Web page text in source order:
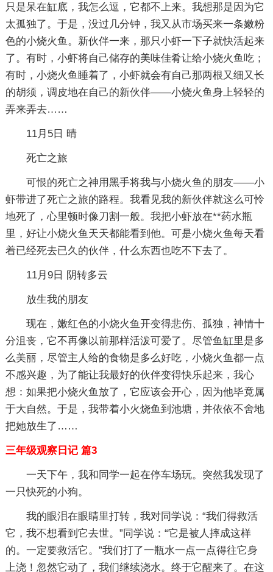
只是呆在缸底，我怎么逗，它都不上来。我想那是因为它
太孤独了。于是，没过几分钟，我又从市场买来一条嫩粉
色的小烧火鱼。新伙伴一来，那只小虾一下子就快活起来
了。有时，小虾将自己储存的美味佳肴让给小烧火鱼吃；
有时，小烧火鱼睡着了，小虾就会有自己那两根又细又长
的胡须，调皮地在自己的新伙伴——小烧火鱼身上轻轻的
弄来弄去……
11月5日 晴
死亡之旅
可恨的死亡之神用黑手将我与小烧火鱼的朋友——小
虾带进了死亡之旅的路程。我看见我的新伙伴就这么可怜
地死了，心里顿时像刀割一般。我把小虾放在**药水瓶
里，好让小烧火鱼天天都能看到他。可是小烧火鱼每天看
着已经死去已久的伙伴，什么东西也吃不下去了。
11月9日 阴转多云
放生我的朋友
现在，嫩红色的小烧火鱼开变得悲伤、孤独，神情十
分沮丧，它不再像以前那样活泼可爱了。尽管鱼缸里是多
么美丽，尽管主人给的食物是多么好吃，小烧火鱼都一点
不感兴趣，为了能让我最好的伙伴变得快乐起来，我心
想：如果把小烧火鱼放了，它应该会开心，因为他毕竟属
于大自然。于是，我带着小火烧鱼到池塘，并依依不舍地
把她放生了……
三年级观察日记 篇3
一天下午，我和同学一起在停车场玩。突然我发现了
一只快死的小狗。
我的眼泪在眼睛里打转，我对同学说：“我们得救活
它，我不想看到它去世。”同学说：“它是被人摔成这样
的。一定要救活它。”我们打了一瓶水一点一点得往它身
上浇！忽然它动了，我们继续浇水。终于它醒来了。在这